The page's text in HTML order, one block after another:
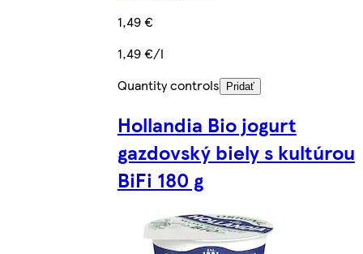
1,49 €
1,49 €/l
Quantity controls
Pridať
Hollandia Bio jogurt
gazdovský biely s kultúrou
BiFi 180 g